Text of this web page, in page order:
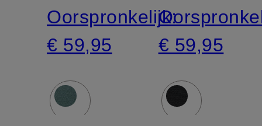
Oorspronkelijk:
€ 59,95
€ 59,95